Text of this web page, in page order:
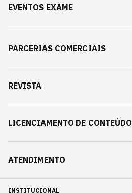
EVENTOS EXAME
PARCERIAS COMERCIAIS
REVISTA
LICENCIAMENTO DE CONTEÚDO
ATENDIMENTO
INSTITUCIONAL